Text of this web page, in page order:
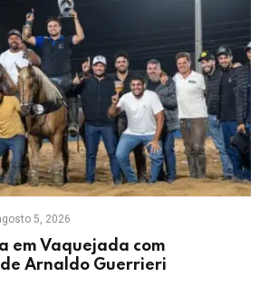
5, 2026
em Vaquejada com
Arnaldo Guerrieri